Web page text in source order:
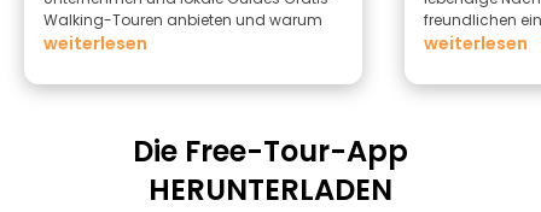
Walking-Touren anbieten und warum
sollten Sie diese anbieten?
weiterlesen
freundlichen
erleben.
weiterlesen
Die Free-Tour-App
HERUNTERLADEN